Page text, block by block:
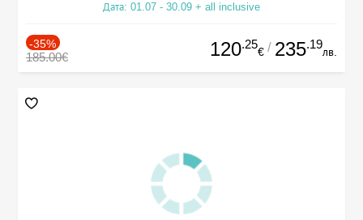
Дата: 01.07 - 30.09 + all inclusive
-35%
185.00€ 120.25
€ / 235.19
лв.